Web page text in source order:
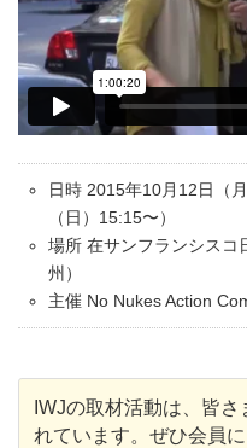
日時 2015年10月12日（
（日）15:15〜）
場所 在サンフランシスコ
州）
主催 No Nukes Action
IWJの取材活動は、皆
れています。ぜひ会員に